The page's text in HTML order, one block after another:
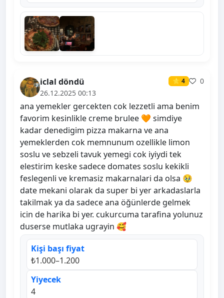
iclal döndü ⭐ 4
0
26.12.2025 00:13
ana yemekler gercekten cok lezzetli ama benim
favorim kesinlikle creme brulee 🧡 simdiye
kadar denedigim pizza makarna ve ana
yemeklerden cok memnunum ozellikle limon
soslu ve sebzeli tavuk yemegi cok iyiydi tek
elestirim keske sadece domates soslu kekikli
feslegenli ve kremasiz makarnalari da olsa 🥹
date mekani olarak da super bi yer arkadaslarla
takilmak ya da sadece ana öğünlerde gelmek
icin de harika bi yer. cukurcuma tarafina yolunuz
duserse mutlaka ugrayin 🥰
Kişi başı fiyat
₺1.000–1.200
Yiyecek
4